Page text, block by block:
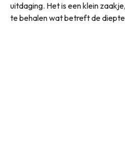
uitdaging. Het is een klein
te behalen wat betreft de